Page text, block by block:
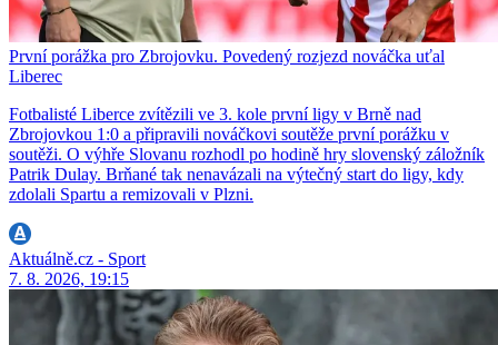
První porážka pro Zbrojovku. Povedený rozjezd nováčka uťal
Liberec
Fotbalisté Liberce zvítězili ve 3. kole první ligy v Brně nad
Zbrojovkou 1:0 a připravili nováčkovi soutěže první porážku v
soutěži. O výhře Slovanu rozhodl po hodině hry slovenský záložník
Patrik Dulay. Brňané tak nenavázali na výtečný start do ligy, kdy
zdolali Spartu a remizovali v Plzni.
Aktuálně.cz - Sport
7. 8. 2026, 19:15